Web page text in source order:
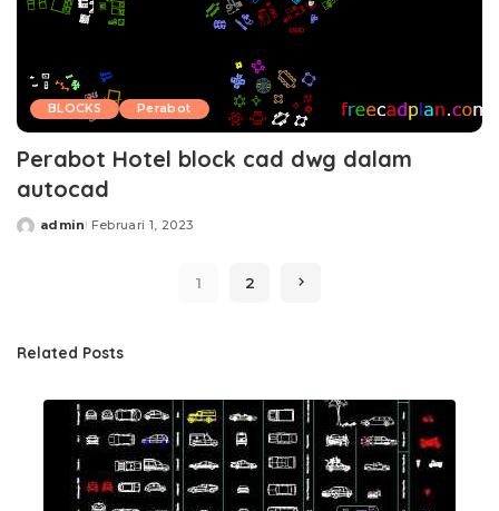
BLOCKS Perabot
Perabot Hotel block cad dwg dalam
autocad
Posted
admin Februari 1, 2023
1 2
Related Posts